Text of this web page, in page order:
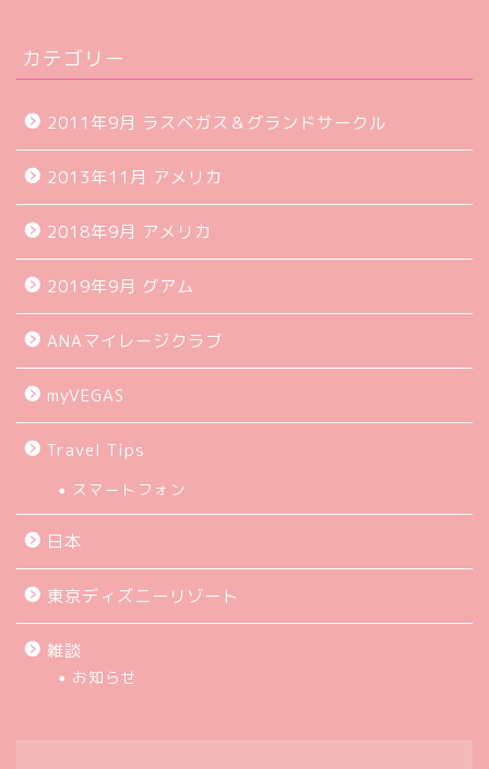
ブ
カテゴリー
2011年9月 ラスベガス＆グランドサークル
2013年11月 アメリカ
2018年9月 アメリカ
2019年9月 グアム
ANAマイレージクラブ
myVEGAS
Travel Tips
スマートフォン
日本
東京ディズニーリゾート
雑談
お知らせ